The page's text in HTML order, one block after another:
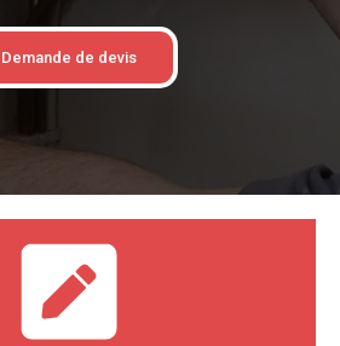
Demande de devis